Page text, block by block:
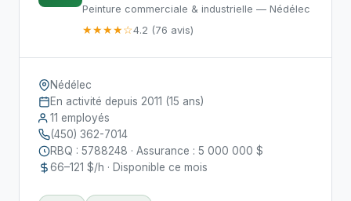
Peinture commerciale & industrielle — Nédélec
★★★★☆4.2 (76 avis)
Nédélec
En activité depuis 2011 (15 ans)
11 employés
(450) 362-7014
RBQ : 5788248 · Assurance : 5 000 000 $
66–121 $/h · Disponible ce mois